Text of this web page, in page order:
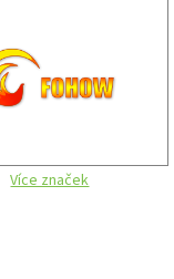
Více značek